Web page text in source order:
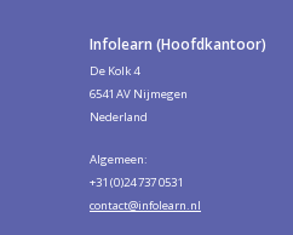
Infolearn (Hoofdkantoor)
De Kolk 4
6541 AV Nijmegen
Nederland
Algemeen:
+31 (0)24 737 0531
contact@infolearn.nl